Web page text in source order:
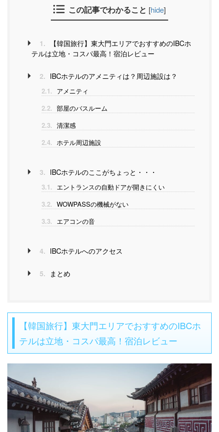
この記事でわかること [hide]
1.
【韓国旅行】東大門エリアでおすすめのIBCホ
テルは立地・コスパ最高！宿泊レビュー
2. IBCホテルのアメニティは？周辺施設は？
2.1. アメニティ
2.2. 部屋のバスルーム
2.3. 清潔感
2.4. ホテル周辺施設
3. IBCホテルのここがちょっと・・・
3.1. エントランスの自動ドアが開きにくい
3.2. WOWPASSの機械がない
3.3. エアコンの音
4. IBCホテルへのアクセス
5. まとめ
【韓国旅行】東大門エリアでおすすめのIBCホ
テルは立地・コスパ最高！宿泊レビュー